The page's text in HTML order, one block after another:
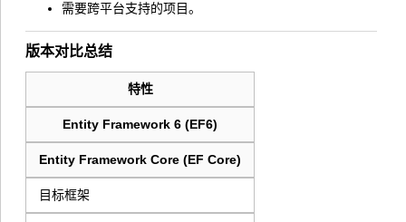
需要跨平台支持的项目。
版本对比总结
特性
Entity Framework 6 (EF6)
Entity Framework Core (EF Core)
目标框架